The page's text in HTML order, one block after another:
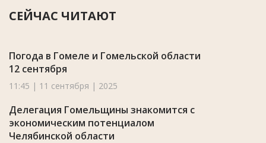
СЕЙЧАС ЧИТАЮТ
Погода в Гомеле и Гомельской области
12 сентября
11:45 | 11 сентября | 2025
Делегация Гомельщины знакомится с
экономическим потенциалом
Челябинской области